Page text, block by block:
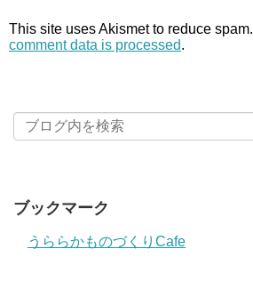
This site uses Akismet to reduce spam.
comment data is processed.
ブックマーク
うららかものづくりCafe